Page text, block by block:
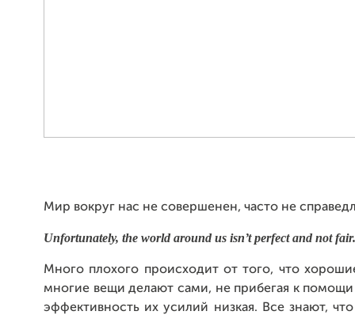
Мир вокруг нас не совершенен, часто не
Unfortunately, the world around us isn’t perfect and not fair.
Много плохого происходит от того, что
многие вещи делают сами, не прибегая к помощи
эффективность их усилий низкая. Все знают,